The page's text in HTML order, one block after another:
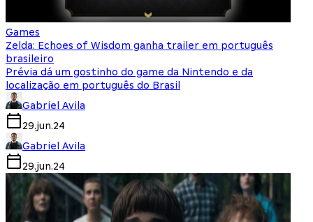
Games
Zelda: Echoes of Wisdom ganha trailer em português
brasileiro
Prévia dá um gostinho do game da Nintendo e da
localização em português do Brasil
Gabriel Avila
29.jun.24
Gabriel Avila
29.jun.24